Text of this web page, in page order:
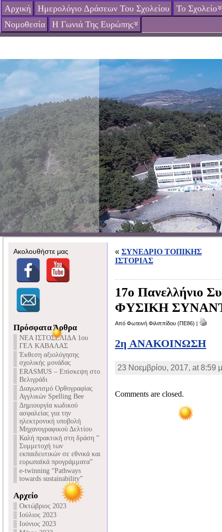
Αρχική Ημερολόγιο Δράσεων Του Σχολείου
Το Σχολείο
Νομοθεσία
Η Γωνιά Της Ευρώπης
Ακολουθήστε μας
Πρόσφατα Άρθρα
NEA ΙΣΤΟΣΕΛΙΔΑ 1ου
ΓΕΛ ΚΑΒΑΛΑΣ
Έκθεση αξιολόγησης
σχολικής μονάδας
ERASMUS – Επίσκεψη στο
Βελιγράδι
Διαγωνισμό Ορθογραφίας
Αγγλικών Spelling Bee
Δημιουργία κωδικού
ασφαλείας για την
ηλεκτρονική υποβολή
Μηχανογραφικού Δελτίου
Καλή πρακτική στη δράση ”
Συμμετοχή των
εκπαιδευτικών σε εθνικά και
ευρωπαϊκά προγράμματα”
e-twinning “Pathways
towards sustainability”
Αρχείο
Οκτώβριος 2023
Ιούλιος 2023
Ιούνιος 2023
« ΣΥΝΕΔΡΙΟ ΤΟΠΙΚΗΣ
ΙΣΤΟΡΙΑΣ
17ο Πανελλήνιο
ΦΥΣΙΚΗ
Από Φωτεινή Φιλιππίδου (ΠΕ86) |
2η ΑΝΑΚΟΙΝΩΣΗ
23 Νοεμβρίου, 2017, at 8:59
Comments are closed.